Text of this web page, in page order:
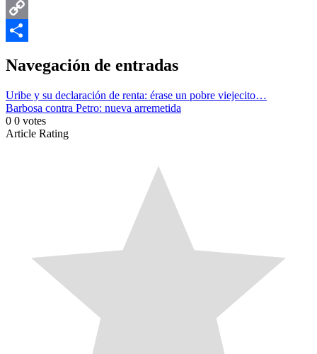
Email
Copy
Navegación de entradas
Uribe y su declaración de renta: érase un pobre viejecito…
Barbosa contra Petro: nueva arremetida
0 0 votes
Article Rating